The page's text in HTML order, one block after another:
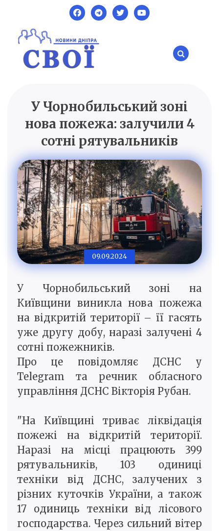
content
SVOI.DP.UA
Новини Дніпра
У Чорнобильський зоні
нова пожежа: залучили 4
сотні рятувальників
09.09.2024
У Чорнобильський зоні на
Київщини виникла нова пожежа
на відкритій території – її гасять
уже другу добу, наразі залучені 4
сотні пожежників.
Про це повiдомляє ДСНС у
Telegram та речник обласного
управління ДСНС Вікторія Рубан.
"На Київщині триває ліквідація
пожежі на відкритій території.
Наразі на місці працюють 399
рятувальників, 103 одиниці
техніки від ДСНС, залучених з
різних куточків України, а також
17 одиниць техніки від лісового
господарства. Через сильний вітер